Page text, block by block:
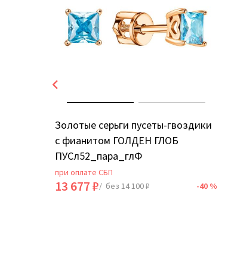
Золотые серьги пусеты-гвоздики
с фианитом ГОЛДЕН ГЛОБ
ПУСл52_пара_глФ
при оплате СБП
13 677 ₽/ без 14 100 ₽ -40 %